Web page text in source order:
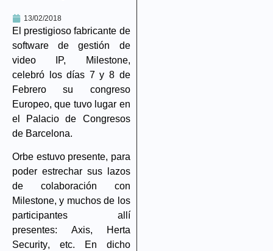
13/02/2018
El prestigioso fabricante de
software de gestión de
video IP,
Milestone,
celebró los días 7 y 8 de
Febrero su congreso
Europeo, que tuvo lugar en
el Palacio de Congresos
de Barcelona.
Orbe estuvo presente, para
poder estrechar sus lazos
de colaboración con
Milestone, y muchos de los
participantes allí
presentes: Axis,
Herta
Security, etc. En dicho